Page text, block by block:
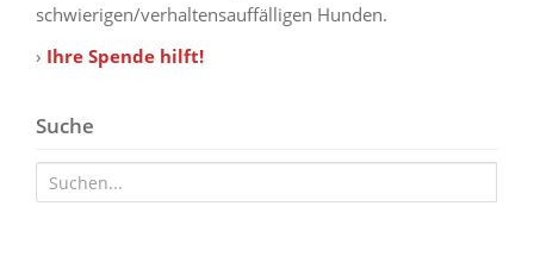
schwierigen/verhaltensauffälligen Hunden.
› Ihre Spende hilft!
Suche
Suche nach: